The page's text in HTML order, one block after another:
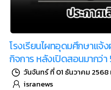
โรงเรียนไผทอุดมศึกษาแจ้
กิจการ หลังเปิดสอนมากว่า
วันจันทร์ ที่ 01 ธันวาคม 2568
isranews